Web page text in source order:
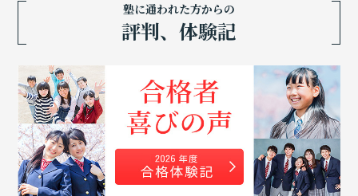
塾に通われた方からの
評判、体験記